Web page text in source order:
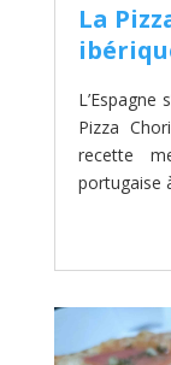
La
Pizza
recette
portugaise